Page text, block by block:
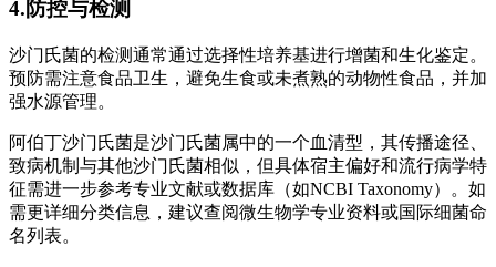
4.防控与检测
沙门氏菌的检测通常通过选择性培养基进行增菌和生化鉴定。
预防需注意食品卫生，避免生食或未煮熟的动物性食品，并加
强水源管理。
阿伯丁沙门氏菌是沙门氏菌属中的一个血清型，其传播途径、
致病机制与其他沙门氏菌相似，但具体宿主偏好和流行病学特
征需进一步参考专业文献或数据库（如NCBI Taxonomy）。如
需更详细分类信息，建议查阅微生物学专业资料或国际细菌命
名列表。